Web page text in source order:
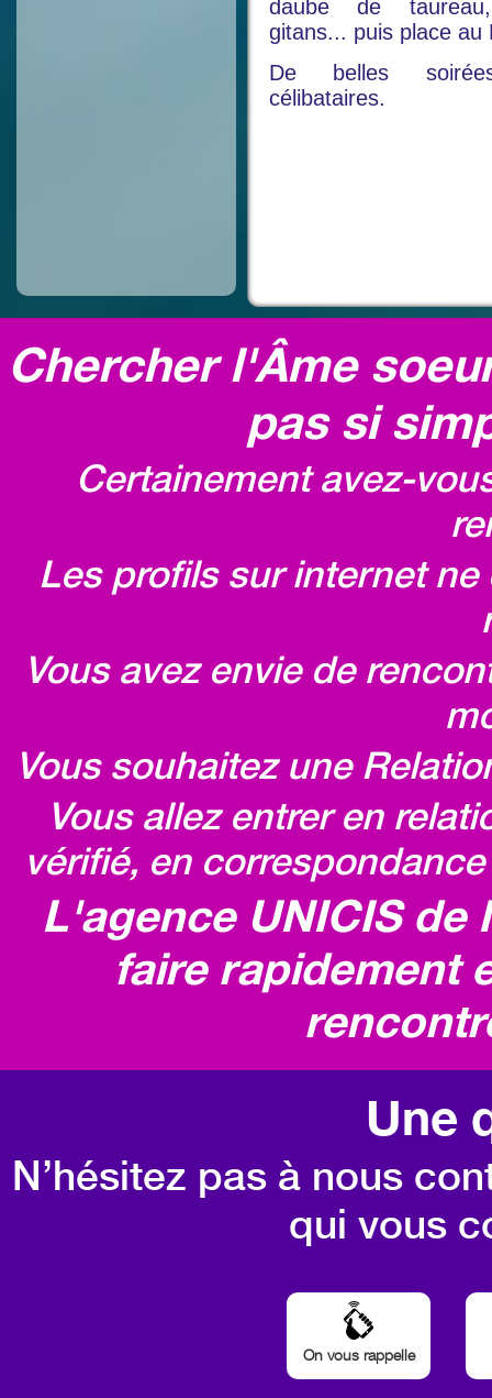
daube de
gitans... puis place au
De belles
célibataires.
Chercher l'Âme
pas si
Certainement avez-
Les profils sur internet
Vous avez envie de
Vous souhaitez une
Vous allez entrer en
vérifié, en
L'agence UNICIS
faire rapidement
Une
N’hésitez pas à nous
qui vous
On vous rappelle